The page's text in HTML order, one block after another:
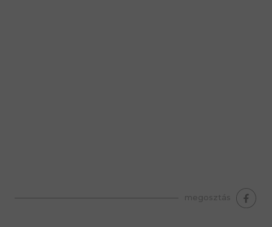
megosztás